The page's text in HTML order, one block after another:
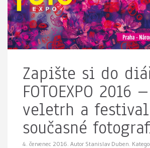
Zapište si do
FOTOEXPO 2016 –
veletrh a festival
současné
4. červenec 2016. Autor Stanislav Duben.